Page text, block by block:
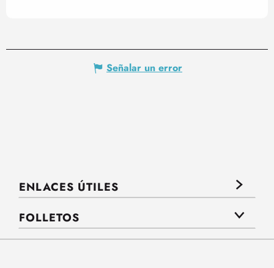
Señalar un error
ENLACES ÚTILES
FOLLETOS